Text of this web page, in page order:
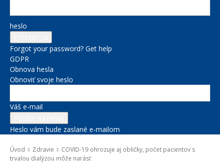
heslo
Forgot your password? Get help
GDPR
Obnova hesla
Obnoviť svoje heslo
Váš e-mail
Heslo vám bude zaslané e-mailom
Úvod Zdravie
COVID-19 ohrozuje aj obličky, počet pacientov s
trvalou dialýzou môže narásť